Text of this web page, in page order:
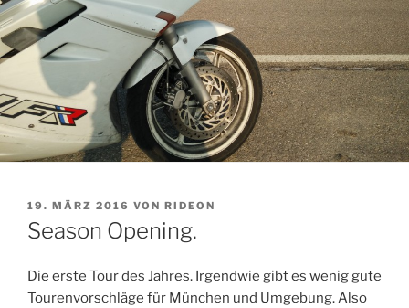
VERÖFFENTLICHT
AM
19. MÄRZ 2016 VON RIDEON
Season Opening.
Die erste Tour des Jahres. Irgendwie gibt es wenig gute
Tourenvorschläge für München und Umgebung. Also